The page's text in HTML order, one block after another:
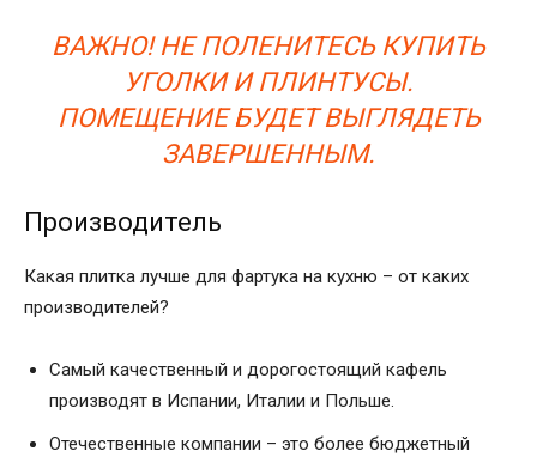
ВАЖНО! НЕ ПОЛЕНИТЕСЬ КУПИТЬ
УГОЛКИ И ПЛИНТУСЫ.
ПОМЕЩЕНИЕ БУДЕТ ВЫГЛЯДЕТЬ
ЗАВЕРШЕННЫМ.
Производитель
Какая плитка лучше для фартука на кухню – от каких
производителей?
Самый качественный и дорогостоящий кафель
производят в Испании, Италии и Польше.
Отечественные компании – это более бюджетный